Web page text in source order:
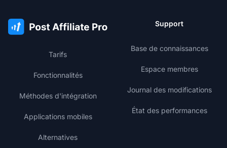
Tarifs
Fonctionnalités
Méthodes d'intégration
Applications mobiles
Alternatives
Support
Base de connaissances
Espace membres
Journal des modifications
État des performances